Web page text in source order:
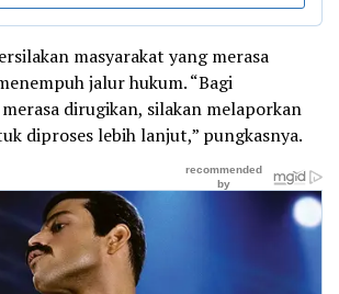
masyarakat yang merasa
jalur hukum. “Bagi
dirugikan, silakan melaporkan
diproses lebih lanjut,” pungkasnya.